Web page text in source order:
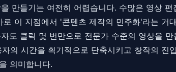
만들기는 여전히 어렵습니다. 수많은 영상
이 지점에서 '콘텐츠 제작의 민주화'라는 거
도 클릭 몇 번만으로 전문가 수준의 영상을
의 시간을 획기적으로 단축시키고 창작의
의미합니다.